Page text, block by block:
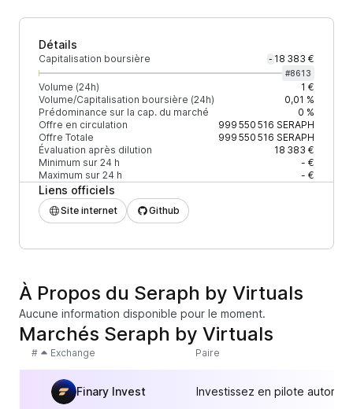
Détails
Capitalisation boursière - 18 383 €
#8613
Volume (24h)
1 €
Volume/Capitalisation boursière (24h)
0,01 %
Prédominance sur la cap. du marché
0 %
Offre en circulation
999 550 516 SERAPH
Offre Totale
999 550 516 SERAPH
Évaluation après dilution
18 383 €
Minimum sur 24 h
- €
Maximum sur 24 h
- €
Liens officiels
Site internet Github
À Propos du Seraph by Virtuals
Aucune information disponible pour le moment.
Marchés Seraph by Virtuals
# Exchange Paire
Finary Invest Investissez en pilote